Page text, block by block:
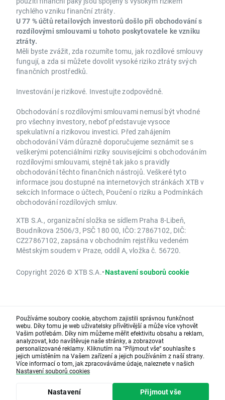
rychlého vzniku finanční ztráty.
U 77 % účtů retailových investorů došlo při obchodování s
rozdílovými smlouvami u tohoto poskytovatele ke vzniku
ztráty.
Měli byste zvážit, zda rozumíte tomu, jak rozdílové smlouvy
fungují, a zda si můžete dovolit vysoké riziko ztráty svých
finančních prostředků.
Investování je rizikové. Investujte zodpovědně.
Obchodování s rozdílovými smlouvami nemusí být vhodné
pro všechny investory, neboť představuje vysoce
spekulativní a rizikovou investici. Před zahájením
obchodování Vám důrazně doporučujeme seznámit se s
veškerými potenciálními riziky souvisejícími s obchodováním
rozdílovými smlouvami, stejně tak jako s pravidly
obchodování těchto finančních nástrojů. Veškeré tyto
informace jsou dostupné na internetových stránkách XTB v
sekcích Informace o účtech, Poučení o riziku a Podmínkách
obchodování rozdílových smluv.
XTB S.A., organizační složka se sídlem Praha 8-Libeň,
Boudníkova 2506/3, PSČ 180 00, IČO: 27867102, DIČ:
CZ27867102, zapsána v obchodním rejstříku vedeném
Městským soudem v Praze, oddíl A, vložka č. 56720.
Copyright 2026 © XTB S.A.•Nastavení souborů cookie
Používáme soubory cookie, abychom zajistili správnou funkčnost
webu. Díky tomu je web uživatelsky přívětivější a může více vyhovět
Vašim potřebám. Díky nim můžeme měřit efektivitu obsahu a reklam,
analyzovat, kdo navštěvuje naše stránky, a zobrazovat
personalizované reklamy. Kliknutím na "Přijmout vše“ souhlasíte s
jejich umístěním na Vašem zařízení a jejich používáním z naší strany.
Více informací o tom, jak zpracováváme údaje, naleznete v našich
Nastavení souborů cookies
Nastavení Přijmout vše